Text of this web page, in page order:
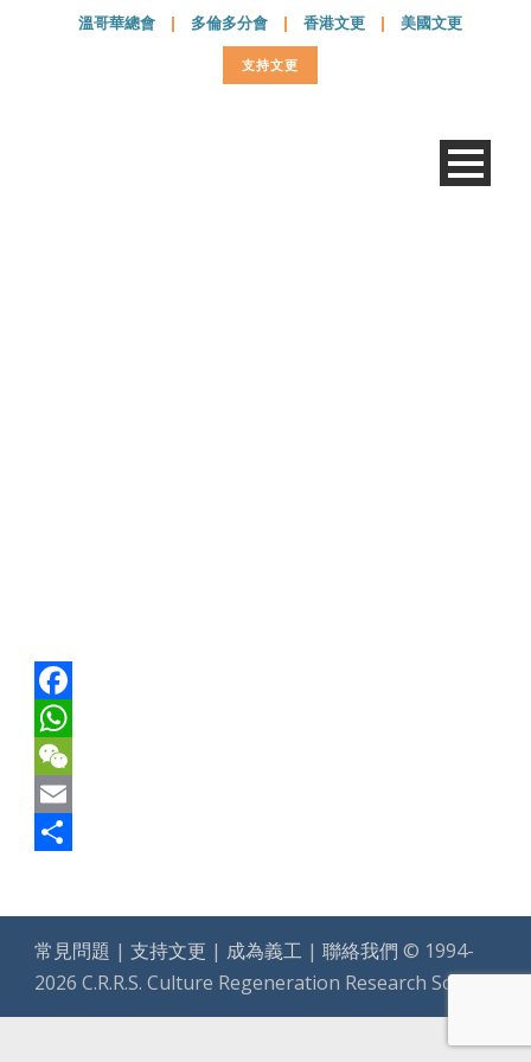
溫哥華總會 | 多倫多分會 | 香港文更 | 美國文更
支持文更
Facebook
WhatsApp
WeChat
Email
常見問題 | 支持文更 | 成為義工 | 聯絡我們 © 1994-
2026 C.R.R.S. Culture Regeneration Research Society